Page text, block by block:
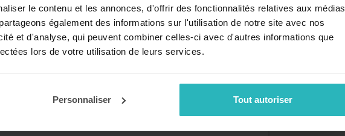
le contenu et les annonces, d'offrir des fonctionnalités relatives aux médias
également des informations sur l'utilisation de notre site avec nos
et d'analyse, qui peuvent combiner celles-ci avec d'autres informations que
lors de votre utilisation de leurs services.
Personnaliser Tout autoriser